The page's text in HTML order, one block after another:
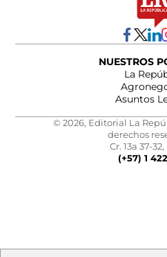
NUESTROS
La
Asuntos
© 2026, Editorial La
derechos
Cr. 13a 37-
(+57) 1